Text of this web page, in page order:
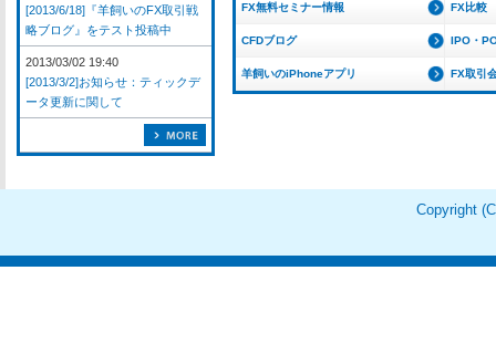
FX無料セミナー情報 FX比較
CFDブログ IPO・
羊飼いのiPhoneアプリ FX取引
[2013/6/18]『羊飼いのFX取引戦
略ブログ』をテスト投稿中
2013/03/02 19:40
[2013/3/2]お知らせ：ティックデ
ータ更新に関して
Copyright